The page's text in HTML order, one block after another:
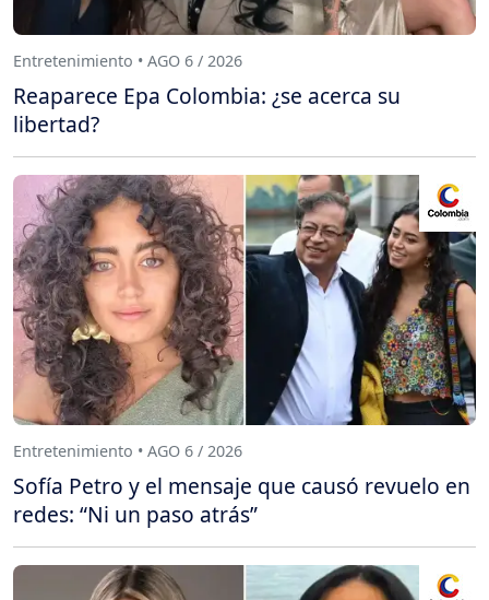
Entretenimiento • AGO 6 / 2026
Reaparece Epa Colombia: ¿se acerca su
libertad?
Entretenimiento • AGO 6 / 2026
Sofía Petro y el mensaje que causó revuelo en
redes: “Ni un paso atrás”